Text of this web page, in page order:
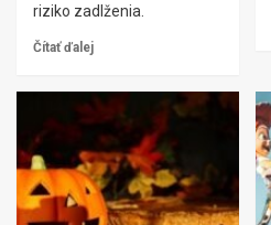
riziko zadlženia.
Čítať ďalej